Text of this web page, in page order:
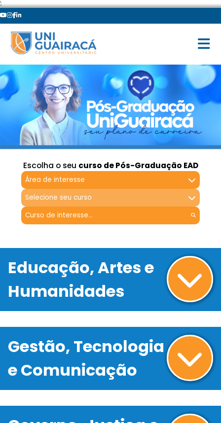
';
Escolha o seu curso de Pós-Graduação EAD
Área de interesse
Selecione seu curso
Educação, Artes e
Humanidades
Gestão, Tecnologia
e Comunicação